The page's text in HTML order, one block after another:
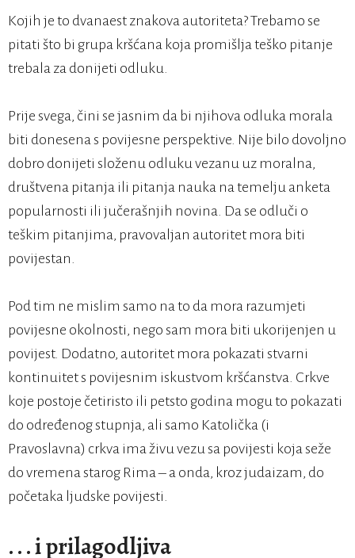
Kojih je to dvanaest znakova autoriteta? Trebamo se
pitati što bi grupa kršćana koja promišlja teško pitanje
trebala za donijeti odluku.
Prije svega, čini se jasnim da bi njihova odluka morala
biti donesena s povijesne perspektive. Nije bilo dovoljno
dobro donijeti složenu odluku vezanu uz moralna,
društvena pitanja ili pitanja nauka na temelju anketa
popularnosti ili jučerašnjih novina. Da se odluči o
teškim pitanjima, pravovaljan autoritet mora biti
povijestan.
Pod tim ne mislim samo na to da mora razumjeti
povijesne okolnosti, nego sam mora biti ukorijenjen u
povijest. Dodatno, autoritet mora pokazati stvarni
kontinuitet s povijesnim iskustvom kršćanstva. Crkve
koje postoje četiristo ili petsto godina mogu to pokazati
do određenog stupnja, ali samo Katolička (i
Pravoslavna) crkva ima živu vezu sa povijesti koja seže
do vremena starog Rima – a onda, kroz judaizam, do
početaka ljudske povijesti.
. . . i prilagodljiva